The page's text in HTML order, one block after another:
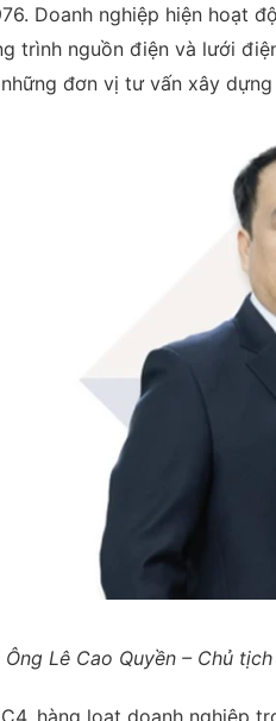
Doanh nghiệp hiện hoạt
trình nguồn điện và lưới
đơn vị tư vấn xây
Ông Lê Cao Quyền – Chủ
hàng loạt doanh nghiệp